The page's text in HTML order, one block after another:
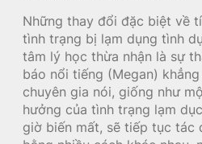
Những thay đổi đặc biệt về
tình trạng bị lạm dụng tình
tâm lý học thừa nhận là sự
báo nổi tiếng (Megan) khẳng
chuyên gia nói, giống như
hưởng của tình trạng lạm
giờ biến mất, sẽ tiếp tục tác